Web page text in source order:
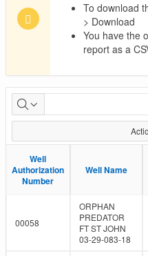
To download
> Download
You have the
report as a
SCVF
External
Report
Well
Authorization
Number
Well Name
Well
Authorization
Number
Well Name
00058
ORPHAN
PREDATOR
FT ST JOHN
03-29-083-18